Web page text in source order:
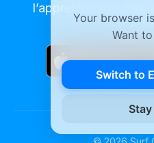
l’apprentissage des
Your browser
Want
Switch to